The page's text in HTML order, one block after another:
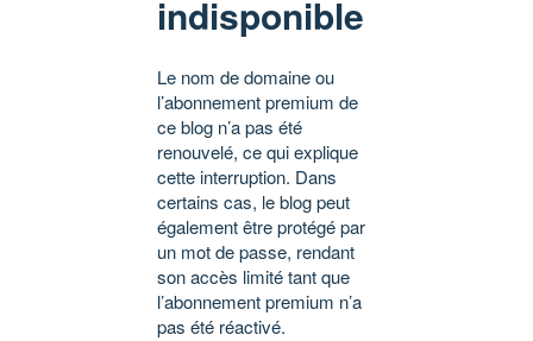
indisponible
Le nom de domaine ou
l’abonnement premium de
ce blog n’a pas été
renouvelé, ce qui explique
cette interruption. Dans
certains cas, le blog peut
également être protégé par
un mot de passe, rendant
son accès limité tant que
l’abonnement premium n’a
pas été réactivé.